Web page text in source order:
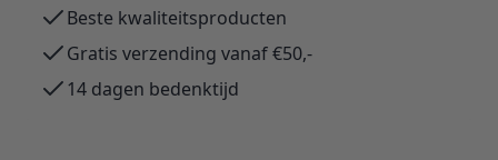
Beste kwaliteitsproducten
Gratis verzending vanaf €50,-
14 dagen bedenktijd